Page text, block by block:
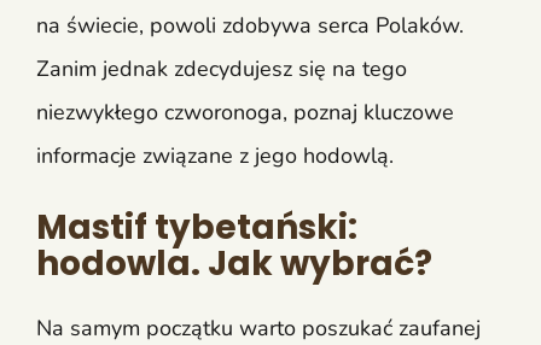
na świecie, powoli zdobywa serca Polaków.
Zanim jednak zdecydujesz się na tego
niezwykłego czworonoga, poznaj kluczowe
informacje związane z jego hodowlą.
Mastif tybetański:
hodowla. Jak wybrać?
Na samym początku warto poszukać zaufanej